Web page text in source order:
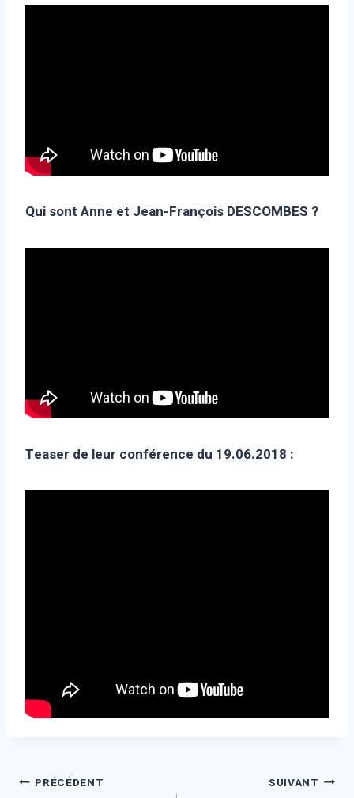
Qui sont Anne et Jean-François DESCOMBES ?
Teaser de leur conférence du 19.06.2018 :
PRÉCÉDENT SUIVANT